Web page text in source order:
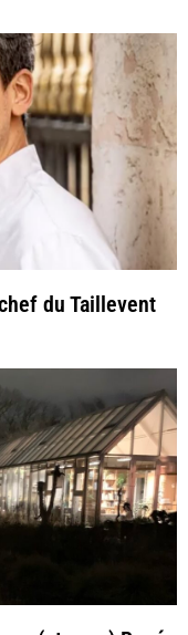
du Taillevent